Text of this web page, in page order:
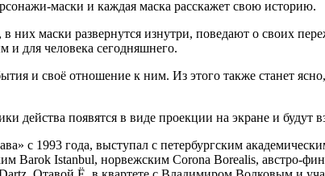
маски и каждая маска расскажет свою историю.
них маски развернутся изнутри, поведают о своих
и для человека сегодняшнего.
и своё отношение к ним. Из этого также станет
действа появятся в виде проекции на экране и будут
с 1993 года, выступал с петербургским
Barok Istanbul, норвежским Corona Borealis, австро-